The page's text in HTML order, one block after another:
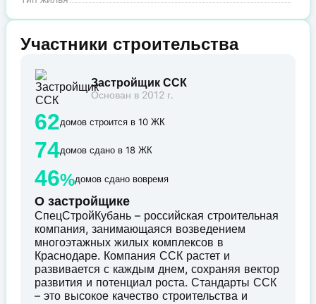
Участники строительства
Застройщик ССК
Основан в 2012 г.
62домов строится в 10 ЖК
74домов сдано в 18 ЖК
46%домов сдано вовремя
О застройщике
СпецСтройКубань – российская строительная
компания, занимающаяся возведением
многоэтажных жилых комплексов в
Краснодаре. Компания ССК растет и
развивается с каждым днем, сохраняя вектор
развития и потенциал роста. Стандарты ССК
– это высокое качество строительства и